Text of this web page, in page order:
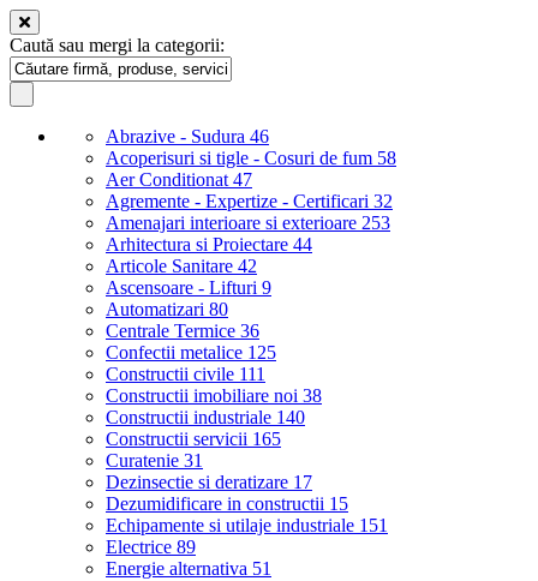
Caută sau mergi la categorii:
Abrazive - Sudura 46
Acoperisuri si tigle - Cosuri de fum 58
Aer Conditionat 47
Agremente - Expertize - Certificari 32
Amenajari interioare si exterioare 253
Arhitectura si Proiectare 44
Articole Sanitare 42
Ascensoare - Lifturi 9
Automatizari 80
Centrale Termice 36
Confectii metalice 125
Constructii civile 111
Constructii imobiliare noi 38
Constructii industriale 140
Constructii servicii 165
Curatenie 31
Dezinsectie si deratizare 17
Dezumidificare in constructii 15
Echipamente si utilaje industriale 151
Electrice 89
Energie alternativa 51